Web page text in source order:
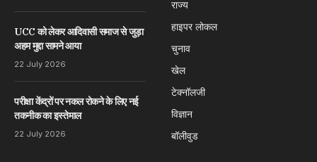
UCC को लेकर आदिवासी समाज से जुड़ा
अहम मुद्दा सामने आया
22 July 2026
परीक्षा केंद्रों पर नकल रोकने के लिए नई
तकनीक का इस्तेमाल
22 July 2026
राज्य
हाइपर लोकल
चुनाव
खेल
टेक्नॉलजी
विज्ञान
बॉलीवुड